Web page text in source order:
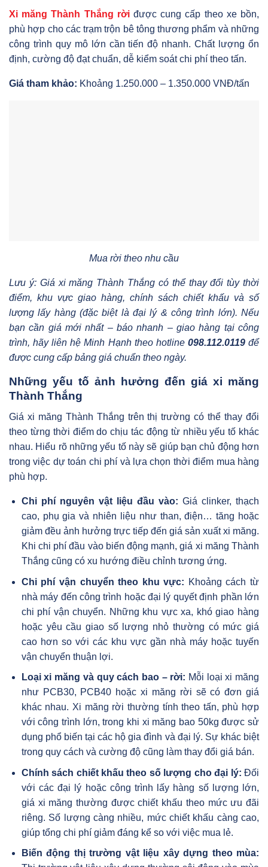
Xi măng Thành Thắng rời được cung cấp theo xe bồn,
phù hợp cho các trạm trộn bê tông thương phẩm và những
công trình quy mô lớn cần tiến độ nhanh. Chất lượng ổn
định, cường độ đạt chuẩn, dễ kiểm soát chi phí theo tấn.
Giá tham khảo: Khoảng 1.250.000 – 1.350.000 VNĐ/tấn
Mua rời theo nhu cầu
Lưu ý: Giá xi măng Thành Thắng có thể thay đổi tùy thời
điểm, khu vực giao hàng, chính sách chiết khấu và số
lượng lấy hàng (đặc biệt là đại lý & công trình lớn). Nếu
bạn cần giá mới nhất – báo nhanh – giao hàng tại công
trình, hãy liên hệ Minh Hạnh theo hotline 098.112.0119để
được cung cấp bảng giá chuẩn theo ngày.
Những yếu tố ảnh hưởng đến giá xi măng
Thành Thắng
Giá xi măng Thành Thắng trên thị trường có thể thay đổi
theo từng thời điểm do chịu tác động từ nhiều yếu tố khác
nhau. Hiểu rõ những yếu tố này sẽ giúp bạn chủ động hơn
trong việc dự toán chi phí và lựa chọn thời điểm mua hàng
phù hợp.
Chi phí nguyên vật liệu đầu vào: Giá clinker, thạch
cao, phụ gia và nhiên liệu như than, điện… tăng hoặc
giảm đều ảnh hưởng trực tiếp đến giá sản xuất xi măng.
Khi chi phí đầu vào biến động mạnh, giá xi măng Thành
Thắng cũng có xu hướng điều chỉnh tương ứng.
Chi phí vận chuyển theo khu vực: Khoảng cách từ
nhà máy đến công trình hoặc đại lý quyết định phần lớn
chi phí vận chuyển. Những khu vực xa, khó giao hàng
hoặc yêu cầu giao số lượng nhỏ thường có mức giá
cao hơn so với các khu vực gần nhà máy hoặc tuyến
vận chuyển thuận lợi.
Loại xi măng và quy cách bao – rời: Mỗi loại xi măng
như PCB30, PCB40 hoặc xi măng rời sẽ có đơn giá
khác nhau. Xi măng rời thường tính theo tấn, phù hợp
với công trình lớn, trong khi xi măng bao 50kg được sử
dụng phổ biến tại các hộ gia đình và đại lý. Sự khác biệt
trong quy cách và cường độ cũng làm thay đổi giá bán.
Chính sách chiết khấu theo số lượng cho đại lý: Đối
với các đại lý hoặc công trình lấy hàng số lượng lớn,
giá xi măng thường được chiết khấu theo mức ưu đãi
riêng. Số lượng càng nhiều, mức chiết khấu càng cao,
giúp tổng chi phí giảm đáng kể so với việc mua lẻ.
Biến động thị trường vật liệu xây dựng theo mùa: